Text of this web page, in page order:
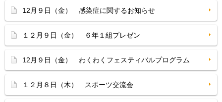
12月９日（金） 感染症に関するお知らせ
１２月９日（金） ６年１組プレゼン
12月９日（金） わくわくフェスティバルプログラム
１２月８日（木） スポーツ交流会